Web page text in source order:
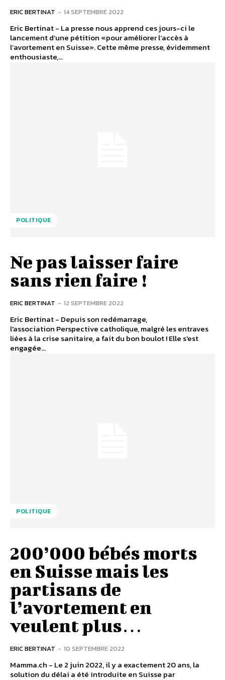
ERIC BERTINAT - 14 SEPTEMBRE 2022
Eric Bertinat - La presse nous apprend ces jours-ci le
lancement d’une pétition «pour améliorer l’accès à
l’avortement en Suisse». Cette même presse, évidemment
enthousiaste,...
POLITIQUE
Ne pas laisser faire
sans rien faire !
ERIC BERTINAT - 12 SEPTEMBRE 2022
Eric Bertinat - Depuis son redémarrage,
l'association Perspective catholique, malgré les entraves
liées à la crise sanitaire, a fait du bon boulot ! Elle s'est
engagée...
POLITIQUE
200’000 bébés morts
en Suisse mais les
partisans de
l’avortement en
veulent plus…
ERIC BERTINAT - 10 SEPTEMBRE 2022
Mamma.ch - Le 2 juin 2022, il y a exactement 20 ans, la
solution du délai a été introduite en Suisse par